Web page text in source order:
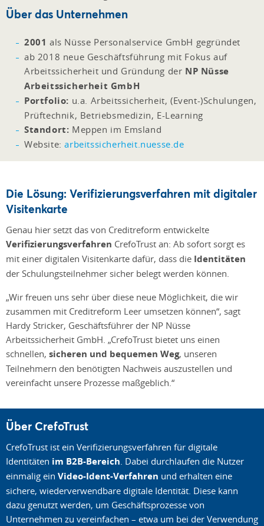
Über das Unternehmen
2001 als Nüsse Personalservice GmbH gegründet
ab 2018 neue Geschäftsführung mit Fokus auf
Arbeitssicherheit und Gründung der NP Nüsse
Arbeitssicherheit GmbH
Portfolio: u.a. Arbeitssicherheit, (Event-)Schulungen,
Prüftechnik, Betriebsmedizin, E-Learning
Standort: Meppen im Emsland
Website:arbeitssicherheit.nuesse.de
Die Lösung: Verifizierungsverfahren mit digitaler
Visitenkarte
Genau hier setzt das von Creditreform entwickelte
Verifizierungsverfahren CrefoTrust an: Ab sofort sorgt es
mit einer digitalen Visitenkarte dafür, dass die Identitäten
der Schulungsteilnehmer sicher belegt werden können.
„Wir freuen uns sehr über diese neue Möglichkeit, die wir
zusammen mit Creditreform Leer umsetzen können“, sagt
Hardy Stricker, Geschäftsführer der NP Nüsse
Arbeitssicherheit GmbH. „CrefoTrust bietet uns einen
schnellen, sicheren und bequemen Weg, unseren
Teilnehmern den benötigten Nachweis auszustellen und
vereinfacht unsere Prozesse maßgeblich.“
Über CrefoTrust
CrefoTrust ist ein Verifizierungsverfahren für digitale
Identitäten im B2B-Bereich . Dabei durchlaufen die Nutzer
einmalig ein Video-Ident-Verfahren und erhalten eine
sichere, wiederverwendbare digitale Identität. Diese kann
dazu genutzt werden, um Geschäftsprozesse von
Unternehmen zu vereinfachen – etwa um bei der Verwendung